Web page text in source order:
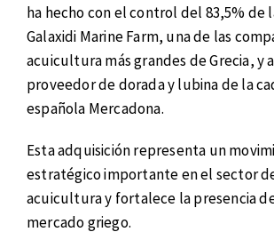
ha hecho con el control del 83,5% de
Galaxidi Marine Farm, una de las
acuicultura más grandes de Grecia, y
proveedor de dorada y lubina de la
española Mercadona.
Esta adquisición representa un
estratégico importante en el sector
acuicultura y fortalece la presencia
mercado griego.